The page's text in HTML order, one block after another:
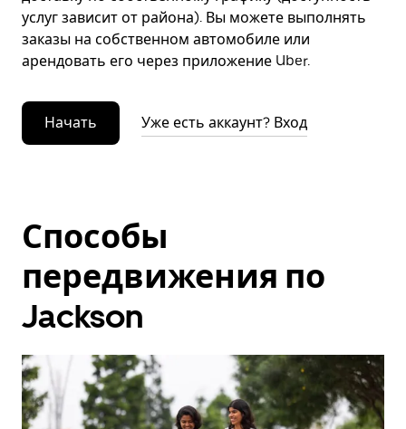
услуг зависит от района). Вы можете выполнять
заказы на собственном автомобиле или
арендовать его через приложение Uber.
Начать Уже есть аккаунт? Вход
Способы
передвижения по
Jackson